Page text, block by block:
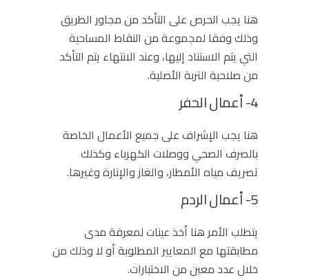
هنا يجب الحرص على التأكد من مجاور الطريق
وذلك وفقا لمجموعة من النقاط المساحية
التي يتم الاستناد إليها، وعند الانتهاء يتم التأكد
من صلاحية التربة الأصلية.
4- أعمال الحفر
هنا يجب الإشراف على جميع الأعمال الخاصة
بالصرف الصحي ووصلات الكهرباء وكذلك
تصريف مياه الأمطار، والغاز والإنارة وغيرها.
5- أعمال الردم
يتطلب الأمر هنا أخذ عينات لمعرفة مدى
مطابقتها مع المعايير المطلوبة أو لا وذلك من
خلال عدد معين من الاختبارات.